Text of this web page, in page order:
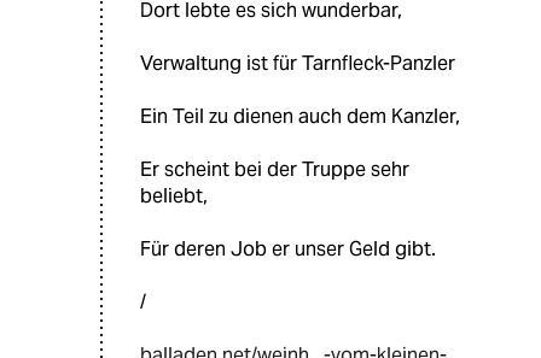
Dort lebte es sich wunderbar,
Verwaltung ist für Tarnfleck-Panzler
Ein Teil zu dienen auch dem Kanzler,
Er scheint bei der Truppe sehr
beliebt,
Für deren Job er unser Geld gibt.
/